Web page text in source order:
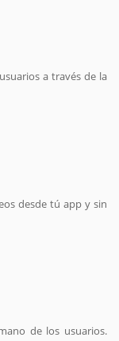
a través de la
desde tú app y sin
de los usuarios.